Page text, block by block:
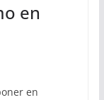
en
en